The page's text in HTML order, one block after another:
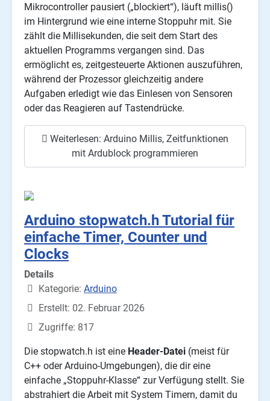
Mikrocontroller pausiert („blockiert“), läuft millis()
im Hintergrund wie eine interne Stoppuhr mit. Sie
zählt die Millisekunden, die seit dem Start des
aktuellen Programms vergangen sind. Das
ermöglicht es, zeitgesteuerte Aktionen auszuführen,
während der Prozessor gleichzeitig andere
Aufgaben erledigt wie das Einlesen von Sensoren
oder das Reagieren auf Tastendrücke.
Weiterlesen: Arduino Millis, Zeitfunktionen
mit Ardublock programmieren
Arduino stopwatch.h Tutorial für
einfache Timer, Counter und
Clocks
Details
Kategorie: Arduino
Erstellt: 02. Februar 2026
Zugriffe: 817
Die stopwatch.h ist eine Header-Datei (meist für
C++ oder Arduino-Umgebungen), die dir eine
einfache „Stoppuhr-Klasse“ zur Verfügung stellt. Sie
abstrahiert die Arbeit mit System Timern, damit du